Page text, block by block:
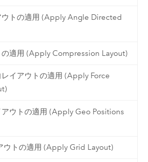
ウトの適用 (Apply Angle Directed
の適用 (Apply Compression Layout)
イアウトの適用 (Apply Force
ウトの適用 (Apply Geo Positions
ウトの適用 (Apply Grid Layout)